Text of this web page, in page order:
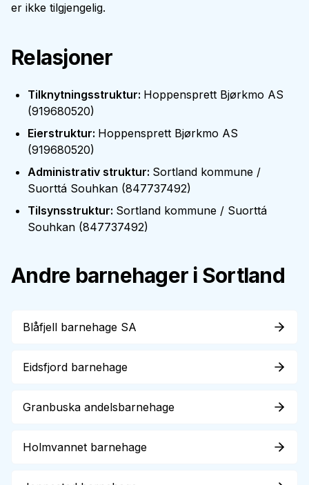
er ikke tilgjengelig.
Relasjoner
Tilknytningsstruktur: Hoppensprett Bjørkmo AS
(919680520)
Eierstruktur: Hoppensprett Bjørkmo AS
(919680520)
Administrativ struktur: Sortland kommune /
Suorttá Souhkan (847737492)
Tilsynsstruktur: Sortland kommune / Suorttá
Souhkan (847737492)
Andre barnehager i Sortland
Blåfjell barnehage SA
Eidsfjord barnehage
Granbuska andelsbarnehage
Holmvannet barnehage